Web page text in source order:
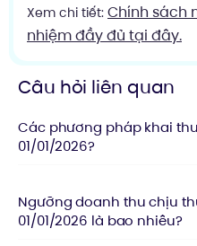
Xem chi tiết: Chính sách
nhiệm đầy đủ tại đây.
Câu hỏi liên quan
Các phương pháp khai
01/01/2026?
Ngưỡng doanh thu chịu
01/01/2026 là bao nhiêu?